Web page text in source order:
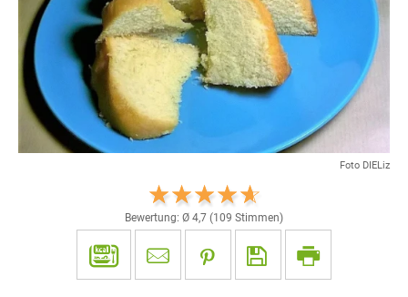
Foto DIELiz
Bewertung: Ø 4,7 (109 Stimmen)